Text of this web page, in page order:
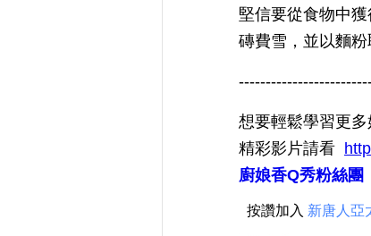
堅信要從食物中
磚費雪，並以麵粉
想要輕鬆學習更
精彩影片請看
廚娘香Q秀粉絲團
按讚加入 新唐人亞